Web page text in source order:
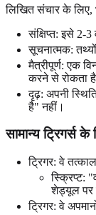
लिखित संचार के
संक्षिप्त: इसे 2-
सूचनात्मक:
मैत्रीपूर्ण: एक
करने से रोकता
दृढ़: अपनी
है" नहीं।
सामान्य ट्रिगर्स के
ट्रिगर: वे
स्क्रिप्ट:
शेड्यूल पर
ट्रिगर: वे